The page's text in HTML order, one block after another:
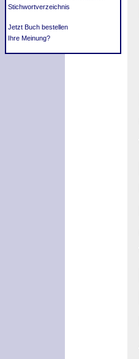
Stichwortverzeichnis
Jetzt Buch bestellen
Ihre Meinung?